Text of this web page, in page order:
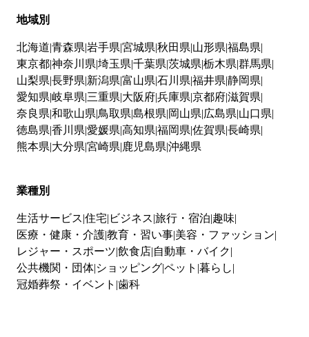
地域別
北海道 青森県 岩手県 宮城県 秋田県 山形県 福島県
東京都神奈川県 埼玉県 千葉県 茨城県 栃木県 群馬県
山梨県 長野県 新潟県 富山県 石川県 福井県 静岡県
愛知県 岐阜県 三重県 大阪府兵庫県 京都府滋賀県
奈良県 和歌山県 鳥取県 島根県 岡山県 広島県 山口県
徳島県 香川県 愛媛県 高知県 福岡県 佐賀県 長崎県
熊本県 大分県 宮崎県 鹿児島県 沖縄県
業種別
生活サービス 住宅 ビジネス 旅行・宿泊 趣味
医療・健康・介護教育・習い事 美容・ファッション
レジャー・スポーツ 飲食店 自動車・バイク
公共機関・団体 ショッピングペット 暮らし
冠婚葬祭・イベント 歯科